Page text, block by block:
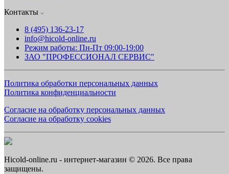
Контакты
8 (495) 136-23-17
info@hicold-online.ru
Режим работы: Пн-Пт 09:00-19:00
ЗАО "ПРОФЕССИОНАЛ СЕРВИС"
Политика обработки персональных данных
Политика конфиденциальности
Согласие на обработку персональных данных
Согласие на обработку cookies
Hicold-online.ru - интернет-магазин © 2026. Все права
защищены.